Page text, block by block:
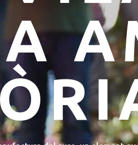
ELS SENTITS
fan al llarg de l’any. Fires,
esportius i molt més!
ACTIVITATS